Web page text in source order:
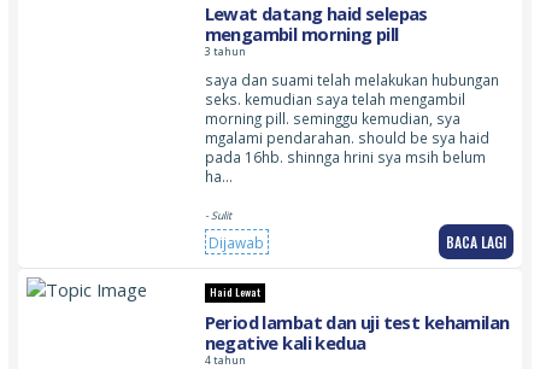
Lewat datang haid selepas
mengambil morning pill
3 tahun
saya dan suami telah melakukan hubungan
seks. kemudian saya telah mengambil
morning pill. seminggu kemudian, sya
mgalami pendarahan. should be sya haid
pada 16hb. shinnga hrini sya msih belum
ha…
- Sulit
Dijawab BACA LAGI
Haid Lewat
Period lambat dan uji test kehamilan
negative kali kedua
4 tahun